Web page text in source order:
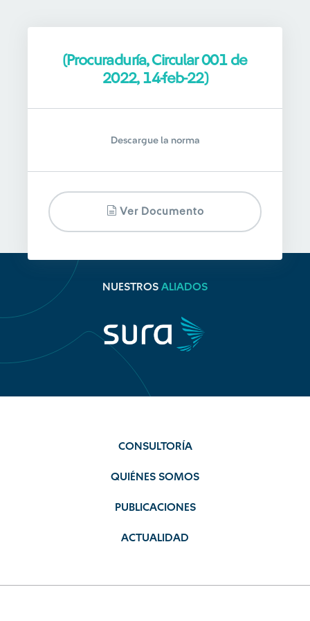
(Procuraduría, Circular 001 de
2022, 14-feb-22)
Descargue la norma
Ver Documento
NUESTROS ALIADOS
CONSULTORÍA
QUIÉNES SOMOS
PUBLICACIONES
ACTUALIDAD